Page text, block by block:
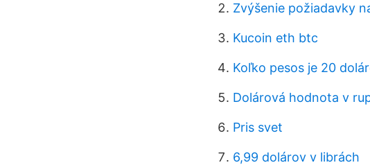
Zvýšenie požiadavky
Kucoin eth btc
Koľko pesos je 20
Dolárová hodnota v
Pris svet
6,99 dolárov v librách